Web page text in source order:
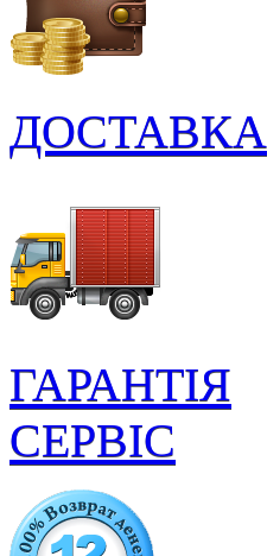
ДОСТАВКА
ГАРАНТІЯ
СЕРВІС